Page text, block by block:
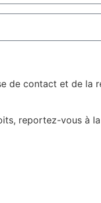
de contact et de la
reportez-vous à